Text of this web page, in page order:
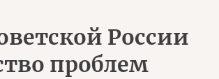
России
проблем